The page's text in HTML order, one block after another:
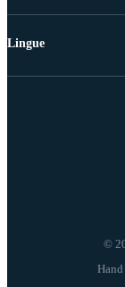
©
Lingue